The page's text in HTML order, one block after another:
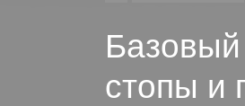
стопы и